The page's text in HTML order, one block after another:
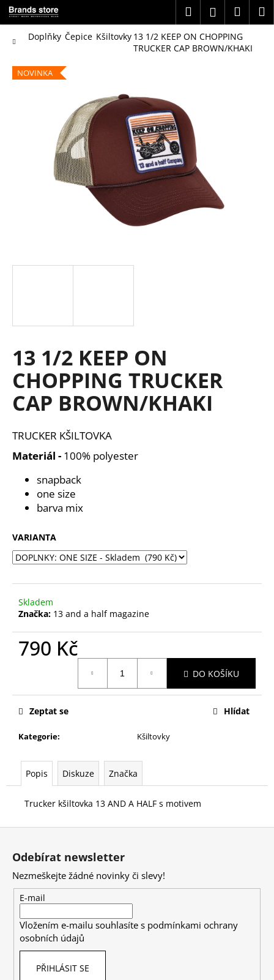
Přejít
na
obsah
HledatPřihlášení
košík
Domů
Doplňky Čepice Kšiltovky 13 1/2 KEEP ON CHOPPING
TRUCKER CAP BROWN/KHAKI
13 1/2 KEEP ON
CHOPPING TRUCKER
CAP BROWN/KHAKI
TRUCKER KŠILTOVKA
Materiál - 100% polyester
snapback
one size
barva mix
VARIANTA
Skladem
Značka: 13 and a half magazine
790 Kč
DO KOŠÍKU
Kategorie: Kšiltovky
Zeptat se Hlídat
NOVINKA
Popis Diskuze Značka
Trucker kšiltovka 13 AND A HALF s motivem
K
o Zpět
Zpět
C
o
í
?
u
č
u
m
e
Odebírat newsletter
Nezmeškejte žádné novinky či slevy!
E-mail
Vložením e-mailu souhlasíte s podmínkami ochrany
osobních údajů
PŘIHLÁSIT SE